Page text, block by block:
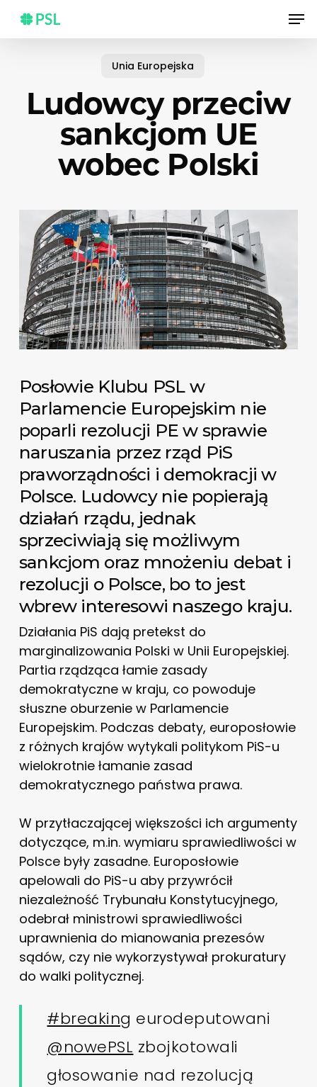
main
Unia Europejska
Ludowcy przeciw
sankcjom UE
wobec Polski
Posłowie Klubu PSL w
Parlamencie Europejskim nie
poparli rezolucji PE w sprawie
naruszania przez rząd PiS
praworządności i demokracji w
Polsce. Ludowcy nie popierają
działań rządu, jednak
sprzeciwiają się możliwym
sankcjom oraz mnożeniu debat i
rezolucji o Polsce, bo to jest
wbrew interesowi naszego kraju.
Działania PiS dają pretekst do
marginalizowania Polski w Unii Europejskiej.
Partia rządząca łamie zasady
demokratyczne w kraju, co powoduje
słuszne oburzenie w Parlamencie
Europejskim. Podczas debaty, europosłowie
z różnych krajów wytykali politykom PiS-u
wielokrotnie łamanie zasad
demokratycznego państwa prawa.
W przytłaczającej większości ich argumenty
dotyczące, m.in. wymiaru sprawiedliwości w
Polsce były zasadne. Europosłowie
apelowali do PiS-u aby przywrócił
niezależność Trybunału Konstytucyjnego,
odebrał ministrowi sprawiedliwości
uprawnienia do mianowania prezesów
sądów, czy nie wykorzystywał prokuratury
do walki politycznej.
#breaking eurodeputowani
@nowePSL zbojkotowali
głosowanie nad rezolucją